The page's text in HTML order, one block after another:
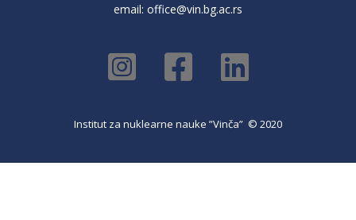
email: office@vin.bg.ac.rs
Institut za nuklearne nauke ”Vinča” © 2020